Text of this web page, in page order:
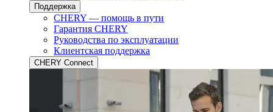
Поддержка
CHERY — помощь в пути
Гарантия CHERY
Руководства по эксплуатации
Клиентская поддержка
CHERY Connect